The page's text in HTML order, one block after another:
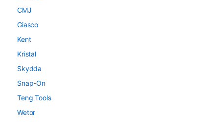
CMJ
Giasco
Kent
Kristal
Skydda
Snap-On
Teng Tools
Wetor